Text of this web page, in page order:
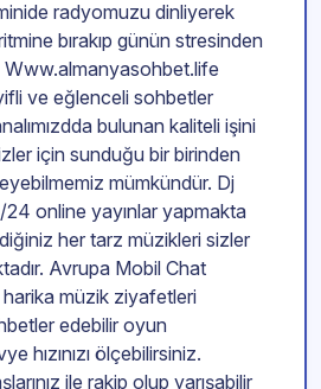
radyomuzu dinliyerek
bırakıp günün stresinden
ve eğlenceli sohbetler
bulunan kaliteli işini
için sunduğu bir birinden
mümkündür. Dj
online yayınlar yapmakta
her tarz müzikleri sizler
Avrupa Mobil Chat
harika müzik ziyafetleri
edebilir oyun
hızınızı ölçebilirsiniz.
ile rakip olup yarışabilir